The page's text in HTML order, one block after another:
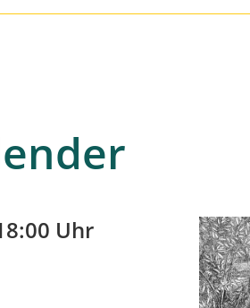
Uhr